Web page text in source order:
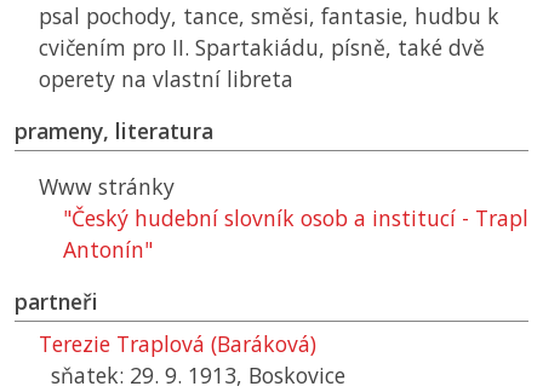
psal pochody, tance, směsi, fantasie, hudbu k
cvičením pro II. Spartakiádu, písně, také dvě
operety na vlastní libreta
prameny, literatura
Www stránky
"Český hudební slovník osob a institucí - Trapl
Antonín"
partneři
Terezie Traplová (Baráková)
sňatek: 29. 9. 1913, Boskovice